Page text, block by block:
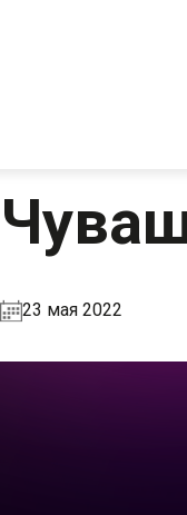
23 мая 2022